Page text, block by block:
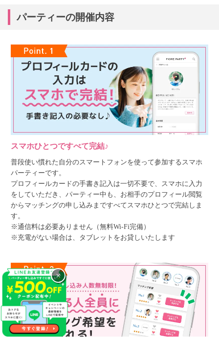
パーティーの開催内容
スマホひとつですべて完結♪
普段使い慣れた自分のスマートフォンを使って参加するスマホ
パーティーです。
プロフィールカードの手書き記入は一切不要で、スマホに入力
をしていただき、パーティー中も、お相手のプロフィール閲覧
からマッチングの申し込みまですべてスマホひとつで完結しま
す。
※通信料は必要ありません（無料Wi-Fi完備）
※充電がない場合は、タブレットをお貸しいたします
×